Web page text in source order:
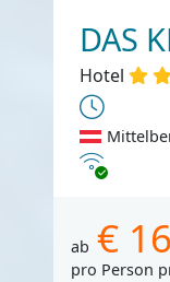
DAS
Hotel
Internet
ab €
pro Person